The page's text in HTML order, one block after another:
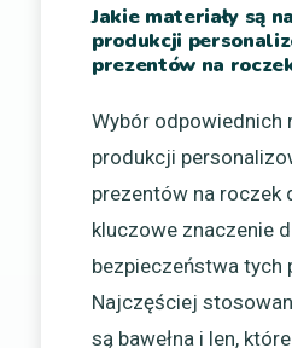
Jakie materiały są
produkcji
prezentów na
Wybór odpowiednich
produkcji
prezentów na roczek
kluczowe znaczenie
bezpieczeństwa tych
Najczęściej
są bawełna i len,